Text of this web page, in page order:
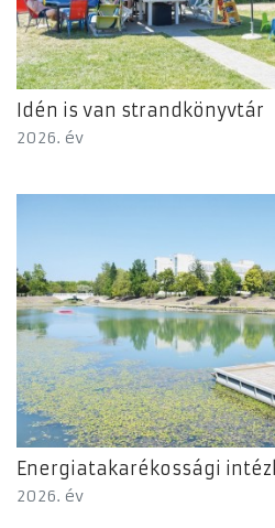
Idén is van strandkönyvtár
2026. év
Energiatakarékossági
2026. év